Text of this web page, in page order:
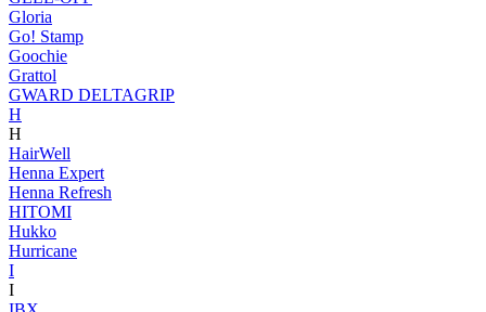
Gloria
Go! Stamp
Goochie
Grattol
GWARD DELTAGRIP
H
H
HairWell
Henna Expert
Henna Refresh
HITOMI
Hukko
Hurricane
I
I